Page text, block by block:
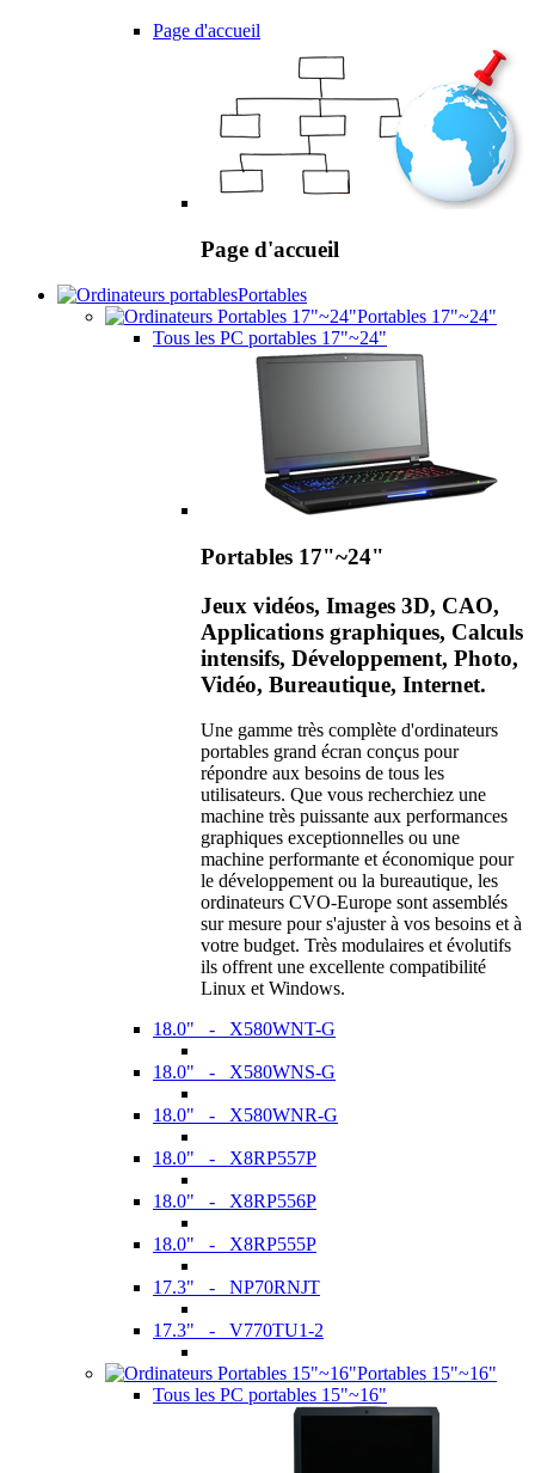
Page d'accueil
Page d'accueil
Portables
Portables 17"~24"
Tous les PC portables 17"~24"
Portables 17"~24"
Jeux vidéos, Images 3D, CAO,
Applications graphiques, Calculs
intensifs, Développement, Photo,
Vidéo, Bureautique, Internet.
Une gamme très complète d'ordinateurs
portables grand écran conçus pour
répondre aux besoins de tous les
utilisateurs. Que vous recherchiez une
machine très puissante aux performances
graphiques exceptionnelles ou une
machine performante et économique pour
le développement ou la bureautique, les
ordinateurs CVO-Europe sont assemblés
sur mesure pour s'ajuster à vos besoins et à
votre budget. Très modulaires et évolutifs
ils offrent une excellente compatibilité
Linux et Windows.
18.0" - X580WNT-G
18.0" - X580WNS-G
18.0" - X580WNR-G
18.0" - X8RP557P
18.0" - X8RP556P
18.0" - X8RP555P
17.3" - NP70RNJT
17.3" - V770TU1-2
Portables 15"~16"
Tous les PC portables 15"~16"